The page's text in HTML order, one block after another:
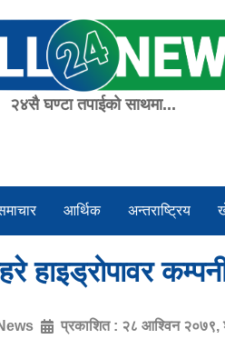
२४सै घण्टा तपाईको साथमा...
आर्थिक अन्तराष्ट्रिय
हाइड्रोपावर
प्रकाशित : २८ आश्विन २०७९,